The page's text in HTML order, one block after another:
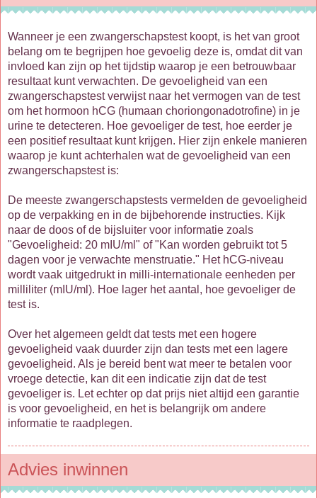
Wanneer je een zwangerschapstest koopt, is het van groot
belang om te begrijpen hoe gevoelig deze is, omdat dit van
invloed kan zijn op het tijdstip waarop je een betrouwbaar
resultaat kunt verwachten. De gevoeligheid van een
zwangerschapstest verwijst naar het vermogen van de test
om het hormoon hCG (humaan choriongonadotrofine) in je
urine te detecteren. Hoe gevoeliger de test, hoe eerder je
een positief resultaat kunt krijgen. Hier zijn enkele manieren
waarop je kunt achterhalen wat de gevoeligheid van een
zwangerschapstest is:
De meeste zwangerschapstests vermelden de gevoeligheid
op de verpakking en in de bijbehorende instructies. Kijk
naar de doos of de bijsluiter voor informatie zoals
"Gevoeligheid: 20 mIU/ml" of "Kan worden gebruikt tot 5
dagen voor je verwachte menstruatie." Het hCG-niveau
wordt vaak uitgedrukt in milli-internationale eenheden per
milliliter (mIU/ml). Hoe lager het aantal, hoe gevoeliger de
test is.
Over het algemeen geldt dat tests met een hogere
gevoeligheid vaak duurder zijn dan tests met een lagere
gevoeligheid. Als je bereid bent wat meer te betalen voor
vroege detectie, kan dit een indicatie zijn dat de test
gevoeliger is. Let echter op dat prijs niet altijd een garantie
is voor gevoeligheid, en het is belangrijk om andere
informatie te raadplegen.
Advies inwinnen